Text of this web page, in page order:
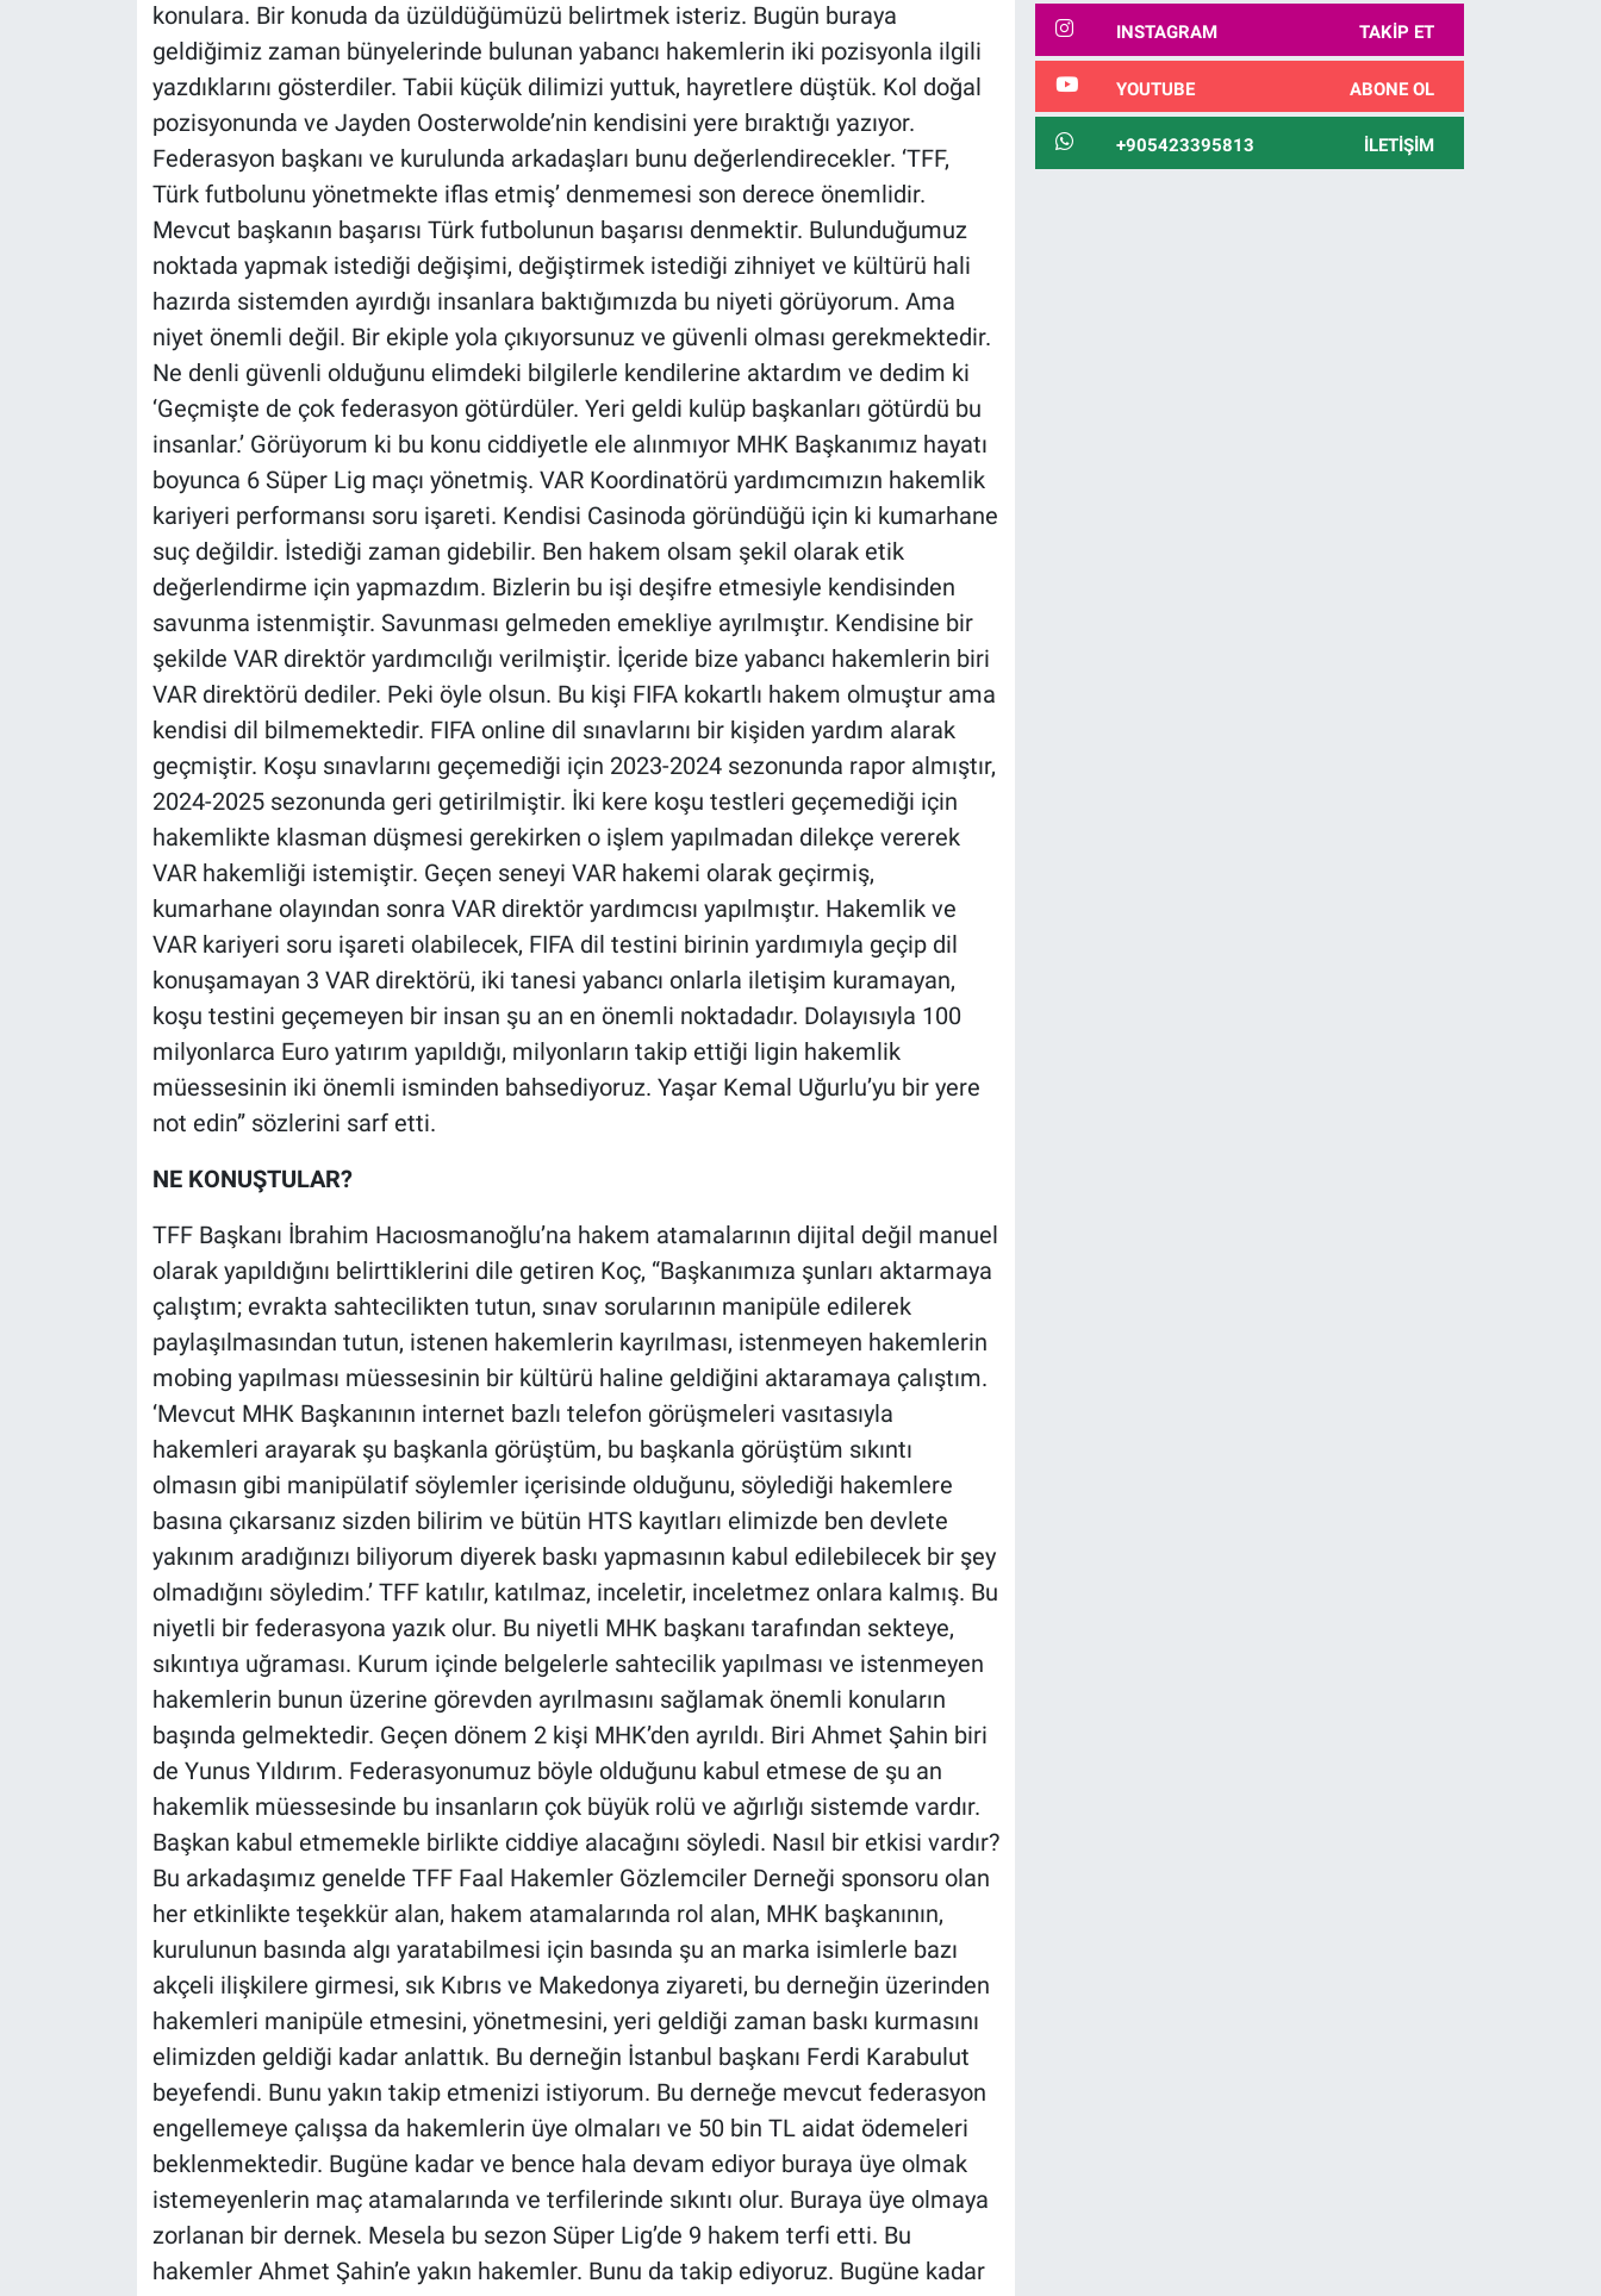
konulara. Bir konuda da üzüldüğümüzü belirtmek isteriz. Bugün buraya
geldiğimiz zaman bünyelerinde bulunan yabancı hakemlerin iki pozisyonla ilgili
yazdıklarını gösterdiler. Tabii küçük dilimizi yuttuk, hayretlere düştük. Kol doğal
pozisyonunda ve Jayden Oosterwolde’nin kendisini yere bıraktığı yazıyor.
Federasyon başkanı ve kurulunda arkadaşları bunu değerlendirecekler. ‘TFF,
Türk futbolunu yönetmekte iflas etmiş’ denmemesi son derece önemlidir.
Mevcut başkanın başarısı Türk futbolunun başarısı denmektir. Bulunduğumuz
noktada yapmak istediği değişimi, değiştirmek istediği zihniyet ve kültürü hali
hazırda sistemden ayırdığı insanlara baktığımızda bu niyeti görüyorum. Ama
niyet önemli değil. Bir ekiple yola çıkıyorsunuz ve güvenli olması gerekmektedir.
Ne denli güvenli olduğunu elimdeki bilgilerle kendilerine aktardım ve dedim ki
‘Geçmişte de çok federasyon götürdüler. Yeri geldi kulüp başkanları götürdü bu
insanlar.’ Görüyorum ki bu konu ciddiyetle ele alınmıyor MHK Başkanımız hayatı
boyunca 6 Süper Lig maçı yönetmiş. VAR Koordinatörü yardımcımızın hakemlik
kariyeri performansı soru işareti. Kendisi Casinoda göründüğü için ki kumarhane
suç değildir. İstediği zaman gidebilir. Ben hakem olsam şekil olarak etik
değerlendirme için yapmazdım. Bizlerin bu işi deşifre etmesiyle kendisinden
savunma istenmiştir. Savunması gelmeden emekliye ayrılmıştır. Kendisine bir
şekilde VAR direktör yardımcılığı verilmiştir. İçeride bize yabancı hakemlerin biri
VAR direktörü dediler. Peki öyle olsun. Bu kişi FIFA kokartlı hakem olmuştur ama
kendisi dil bilmemektedir. FIFA online dil sınavlarını bir kişiden yardım alarak
geçmiştir. Koşu sınavlarını geçemediği için 2023-2024 sezonunda rapor almıştır,
2024-2025 sezonunda geri getirilmiştir. İki kere koşu testleri geçemediği için
hakemlikte klasman düşmesi gerekirken o işlem yapılmadan dilekçe vererek
VAR hakemliği istemiştir. Geçen seneyi VAR hakemi olarak geçirmiş,
kumarhane olayından sonra VAR direktör yardımcısı yapılmıştır. Hakemlik ve
VAR kariyeri soru işareti olabilecek, FIFA dil testini birinin yardımıyla geçip dil
konuşamayan 3 VAR direktörü, iki tanesi yabancı onlarla iletişim kuramayan,
koşu testini geçemeyen bir insan şu an en önemli noktadadır. Dolayısıyla 100
milyonlarca Euro yatırım yapıldığı, milyonların takip ettiği ligin hakemlik
müessesinin iki önemli isminden bahsediyoruz. Yaşar Kemal Uğurlu’yu bir yere
not edin” sözlerini sarf etti.
NE KONUŞTULAR?
TFF Başkanı İbrahim Hacıosmanoğlu’na hakem atamalarının dijital değil manuel
olarak yapıldığını belirttiklerini dile getiren Koç, “Başkanımıza şunları aktarmaya
çalıştım; evrakta sahtecilikten tutun, sınav sorularının manipüle edilerek
paylaşılmasından tutun, istenen hakemlerin kayrılması, istenmeyen hakemlerin
mobing yapılması müessesinin bir kültürü haline geldiğini aktaramaya çalıştım.
‘Mevcut MHK Başkanının internet bazlı telefon görüşmeleri vasıtasıyla
hakemleri arayarak şu başkanla görüştüm, bu başkanla görüştüm sıkıntı
olmasın gibi manipülatif söylemler içerisinde olduğunu, söylediği hakemlere
basına çıkarsanız sizden bilirim ve bütün HTS kayıtları elimizde ben devlete
yakınım aradığınızı biliyorum diyerek baskı yapmasının kabul edilebilecek bir şey
olmadığını söyledim.’ TFF katılır, katılmaz, inceletir, inceletmez onlara kalmış. Bu
niyetli bir federasyona yazık olur. Bu niyetli MHK başkanı tarafından sekteye,
sıkıntıya uğraması. Kurum içinde belgelerle sahtecilik yapılması ve istenmeyen
hakemlerin bunun üzerine görevden ayrılmasını sağlamak önemli konuların
başında gelmektedir. Geçen dönem 2 kişi MHK’den ayrıldı. Biri Ahmet Şahin biri
de Yunus Yıldırım. Federasyonumuz böyle olduğunu kabul etmese de şu an
hakemlik müessesinde bu insanların çok büyük rolü ve ağırlığı sistemde vardır.
Başkan kabul etmemekle birlikte ciddiye alacağını söyledi. Nasıl bir etkisi vardır?
Bu arkadaşımız genelde TFF Faal Hakemler Gözlemciler Derneği sponsoru olan
her etkinlikte teşekkür alan, hakem atamalarında rol alan, MHK başkanının,
kurulunun basında algı yaratabilmesi için basında şu an marka isimlerle bazı
akçeli ilişkilere girmesi, sık Kıbrıs ve Makedonya ziyareti, bu derneğin üzerinden
hakemleri manipüle etmesini, yönetmesini, yeri geldiği zaman baskı kurmasını
elimizden geldiği kadar anlattık. Bu derneğin İstanbul başkanı Ferdi Karabulut
beyefendi. Bunu yakın takip etmenizi istiyorum. Bu derneğe mevcut federasyon
engellemeye çalışsa da hakemlerin üye olmaları ve 50 bin TL aidat ödemeleri
beklenmektedir. Bugüne kadar ve bence hala devam ediyor buraya üye olmak
istemeyenlerin maç atamalarında ve terfilerinde sıkıntı olur. Buraya üye olmaya
zorlanan bir dernek. Mesela bu sezon Süper Lig’de 9 hakem terfi etti. Bu
hakemler Ahmet Şahin’e yakın hakemler. Bunu da takip ediyoruz. Bugüne kadar
INSTAGRAM TAKIP ET
YOUTUBE ABONE OL
+905423395813 İLETIŞIM
Türkiye'nin Gündemi
Yerel Gündem
Yerel Yaşam
Canlı Yayın